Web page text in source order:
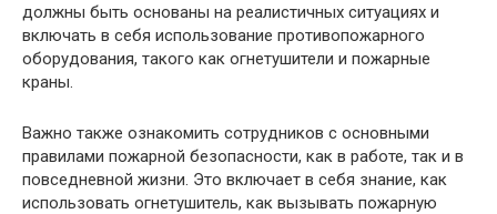
должны быть основаны на реалистичных ситуациях и
включать в себя использование противопожарного
оборудования, такого как огнетушители и пожарные
краны.
Важно также ознакомить сотрудников с основными
правилами пожарной безопасности, как в работе, так и в
повседневной жизни. Это включает в себя знание, как
использовать огнетушитель, как вызывать пожарную